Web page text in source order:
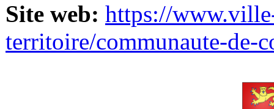
Site web: https://
territoire/communaute-de-